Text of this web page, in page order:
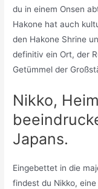
du in einem Onsen
Hakone hat auch
den Hakone Shrine
definitiv ein Ort, der
Getümmel der
Nikko,
Japans.
Eingebettet in die
findest du Nikko,